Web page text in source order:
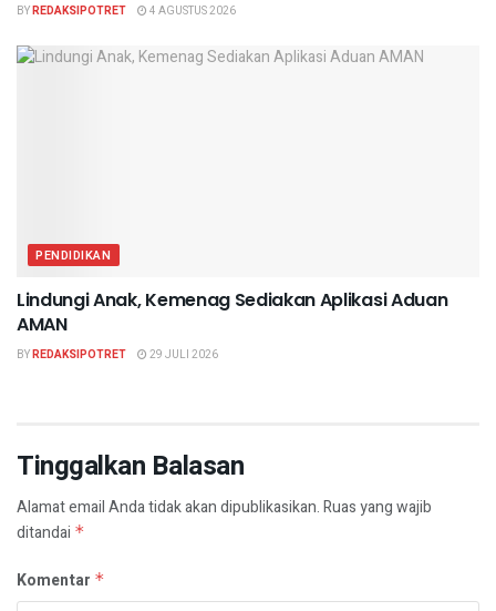
BYREDAKSIPOTRET 4 AGUSTUS 2026
PENDIDIKAN
Lindungi Anak, Kemenag Sediakan Aplikasi Aduan
AMAN
BYREDAKSIPOTRET 29 JULI 2026
Tinggalkan Balasan
Alamat email Anda tidak akan dipublikasikan.Ruas yang wajib
ditandai *
Komentar *